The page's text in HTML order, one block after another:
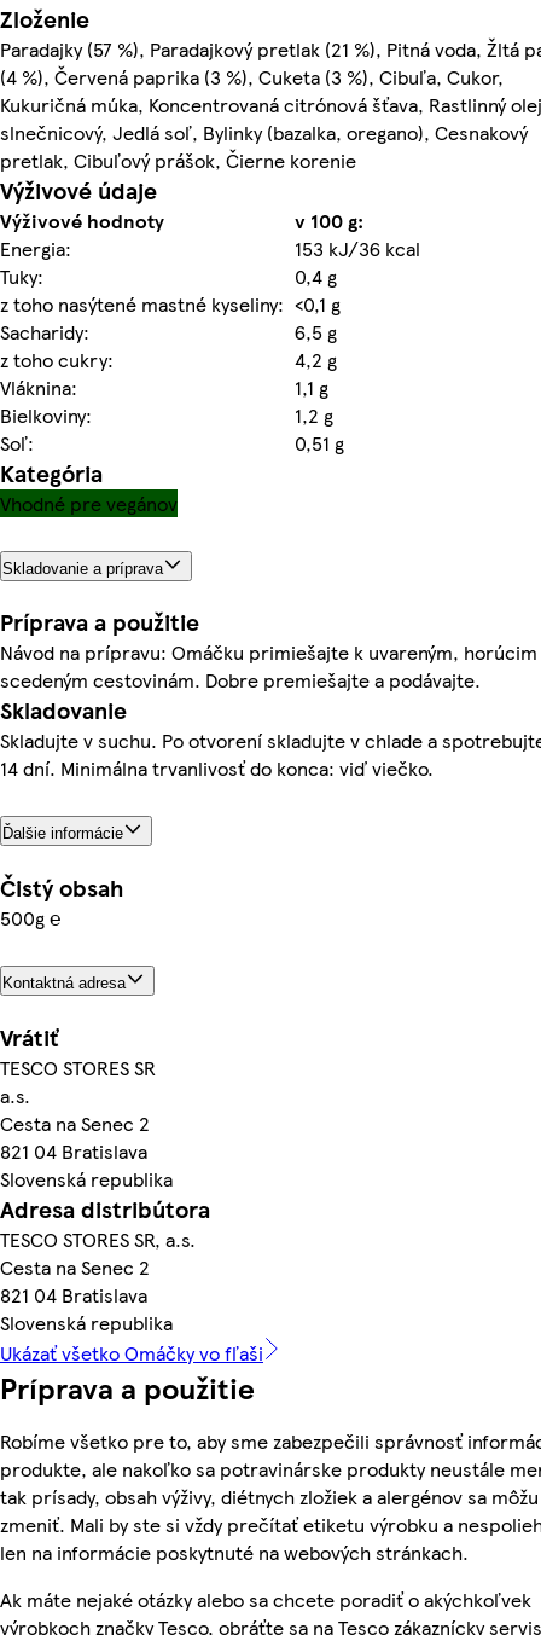
Zloženie
Paradajky (57 %), Paradajkový pretlak (21 %), Pitná voda, Žltá
(4 %), Červená paprika (3 %), Cuketa (3 %), Cibuľa, Cukor,
Kukuričná múka, Koncentrovaná citrónová šťava, Rastlinný olej
slnečnicový, Jedlá soľ, Bylinky (bazalka, oregano), Cesnakový
pretlak, Cibuľový prášok, Čierne korenie
Výživové údaje
Výživové hodnoty
v 100 g:
Energia:
153 kJ/36 kcal
Tuky:
0,4 g
z toho nasýtené mastné kyseliny: <0,1 g
Sacharidy:
6,5 g
z toho cukry:
4,2 g
Vláknina:
1,1 g
Bielkoviny:
1,2 g
Soľ:
0,51 g
Kategória
Vhodné pre vegánov
Skladovanie a príprava
Príprava a použitie
Návod na prípravu: Omáčku primiešajte k uvareným, horúcim
scedeným cestovinám. Dobre premiešajte a podávajte.
Skladovanie
Skladujte v suchu. Po otvorení skladujte v chlade a
14 dní. Minimálna trvanlivosť do konca: viď viečko.
Ďalšie informácie
Čistý obsah
500g ℮
Kontaktná adresa
Vrátiť
TESCO STORES SR
a.s.
Cesta na Senec 2
821 04 Bratislava
Slovenská republika
Adresa distribútora
TESCO STORES SR, a.s.
Cesta na Senec 2
821 04 Bratislava
Slovenská republika
Ukázať všetko Omáčky vo fľaši
Príprava a použitie
Robíme všetko pre to, aby sme zabezpečili správnosť
produkte, ale nakoľko sa potravinárske produkty neustále
tak prísady, obsah výživy, diétnych zložiek a alergénov sa môžu
zmeniť. Mali by ste si vždy prečítať etiketu výrobku a
len na informácie poskytnuté na webových stránkach.
Ak máte nejaké otázky alebo sa chcete poradiť o akýchkoľvek
výrobkoch značky Tesco, obráťte sa na Tesco zákaznícky